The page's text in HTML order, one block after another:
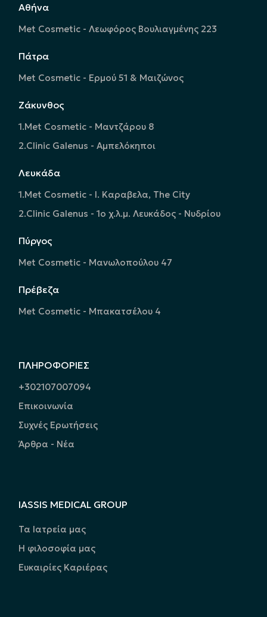
Αθήνα
Met Cosmetic - Λεωφόρος Βουλιαγμένης 223
Πάτρα
Met Cosmetic - Ερμού 51 & Μαιζώνος
Ζάκυνθος
1.Met Cosmetic - Μαντζάρου 8
2.Clinic Galenus - Αμπελόκηποι
Λευκάδα
1.Met Cosmetic - Ι. Καραβελα, The City
2.Clinic Galenus - 1ο χ.λ.μ. Λευκάδος - Νυδρίου
Πύργος
Met Cosmetic - Μανωλοπούλου 47
Πρέβεζα
Met Cosmetic - Μπακατσέλου 4
ΠΛΗΡΟΦΟΡΙΕΣ
+302107007094
Επικοινωνία
Συχνές Ερωτήσεις
Άρθρα - Νέα
IASSIS MEDICAL GROUP
Τα Ιατρεία μας
Η φιλοσοφία μας
Ευκαιρίες Καριέρας